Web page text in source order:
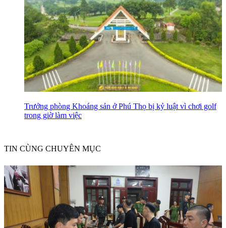
Trưởng phòng Khoáng sản ở Phú Thọ bị kỷ luật vì chơi golf
trong giờ làm việc
TIN CÙNG CHUYÊN MỤC